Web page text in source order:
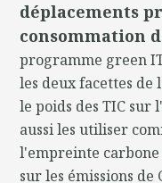
déplacements
consommation
programme green
les deux facettes
le poids des TIC sur
aussi les utiliser
l'empreinte
sur les émissions de